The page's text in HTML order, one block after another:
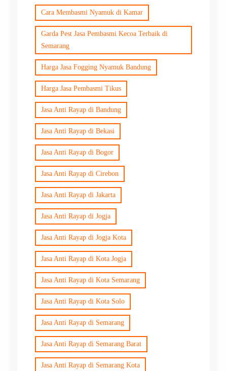
Cara Membasmi Nyamuk di Kamar
Garda Pest Jasa Pembasmi Kecoa Terbaik di
Semarang
Harga Jasa Fogging Nyamuk Bandung
Harga Jasa Pembasmi Tikus
Jasa Anti Rayap di Bandung
Jasa Anti Rayap di Bekasi
Jasa Anti Rayap di Bogor
Jasa Anti Rayap di Cirebon
Jasa Anti Rayap di Jakarta
Jasa Anti Rayap di Jogja
Jasa Anti Rayap di Jogja Kota
Jasa Anti Rayap di Kota Jogja
Jasa Anti Rayap di Kota Semarang
Jasa Anti Rayap di Kota Solo
Jasa Anti Rayap di Semarang
Jasa Anti Rayap di Semarang Barat
Jasa Anti Rayap di Semarang Kota